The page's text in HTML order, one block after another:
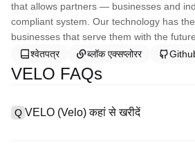
that allows partners — businesses and
compliant system. Our technology has
businesses that serve them with the
श्वेतपत्र
ब्लॉक एक्सप्लोरर
VELO FAQs
Q VELO (Velo) कहां से खरीदें